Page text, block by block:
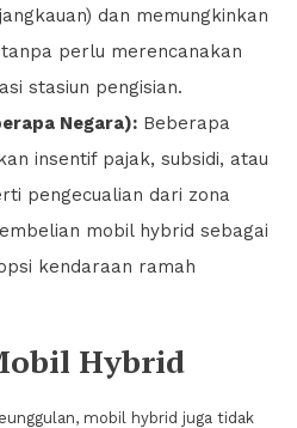
dan memungkinkan
perlu merencanakan
stasiun pengisian.
Negara): Beberapa
insentif pajak, subsidi, atau
pengecualian dari zona
mobil hybrid sebagai
kendaraan ramah
Hybrid
mobil hybrid juga tidak